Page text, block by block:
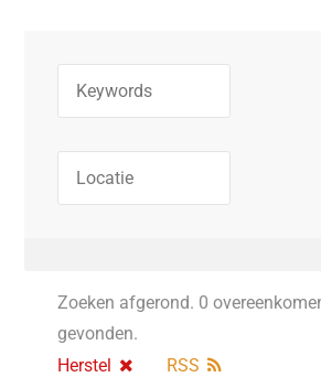
Zoeken afgerond. 0
gevonden.
Herstel
RSS